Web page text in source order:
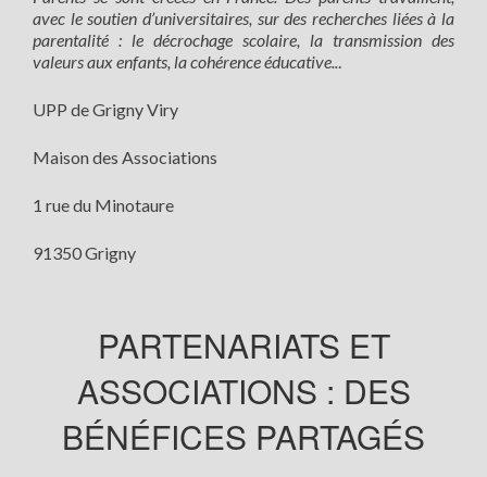
avec le soutien d’universitaires, sur des recherches liées à la
parentalité : le décrochage scolaire, la transmission des
valeurs aux enfants, la cohérence éducative...
UPP de Grigny Viry
Maison des Associations
1 rue du Minotaure
91350 Grigny
PARTENARIATS ET
ASSOCIATIONS : DES
BÉNÉFICES PARTAGÉS